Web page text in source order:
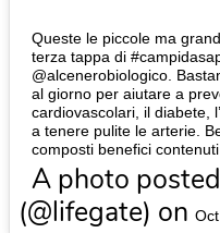
Queste le piccole ma
terza tappa di
@alcenerobiologico.
al giorno per aiutare a
cardiovascolari, il diabete,
a tenere pulite le arterie.
composti benefici contenuti
A photo
(@lifegate) on